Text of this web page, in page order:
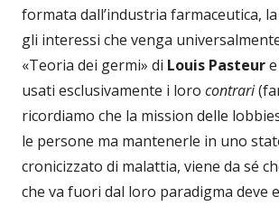
formata dall’industria farmaceutica,
gli interessi che venga
«Teoria dei germi» di Louis Pasteur
usati esclusivamente i loro contrari
ricordiamo che la mission delle
le persone ma mantenerle in uno
cronicizzato di malattia, viene da sé
che va fuori dal loro paradigma deve